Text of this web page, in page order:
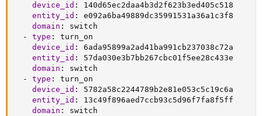
device_id :
140d65ec2daa4b3d2f623b3ed405c518
entity_id :
e092a6ba49889dc35991531a36a1c3f8
domain :
switch
-
type :
turn_on
device_id :
6ada95899a2ad41ba991cb237038c72a
entity_id :
57da030e3b7bb267cbc01f5ee28c433e
domain :
switch
-
type :
turn_on
device_id :
5782a58c2244789b2e81e053c5c19c6a
entity_id :
13c49f896aed7ccb93c5d96f7fa8f5ff
domain :
switch